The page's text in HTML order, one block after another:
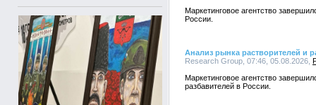
Маркетинговое агентство
России.
Анализ рынка растворителей и
Research Group, 07:46, 05.08.2026,
Маркетинговое агентство
разбавителей в России.